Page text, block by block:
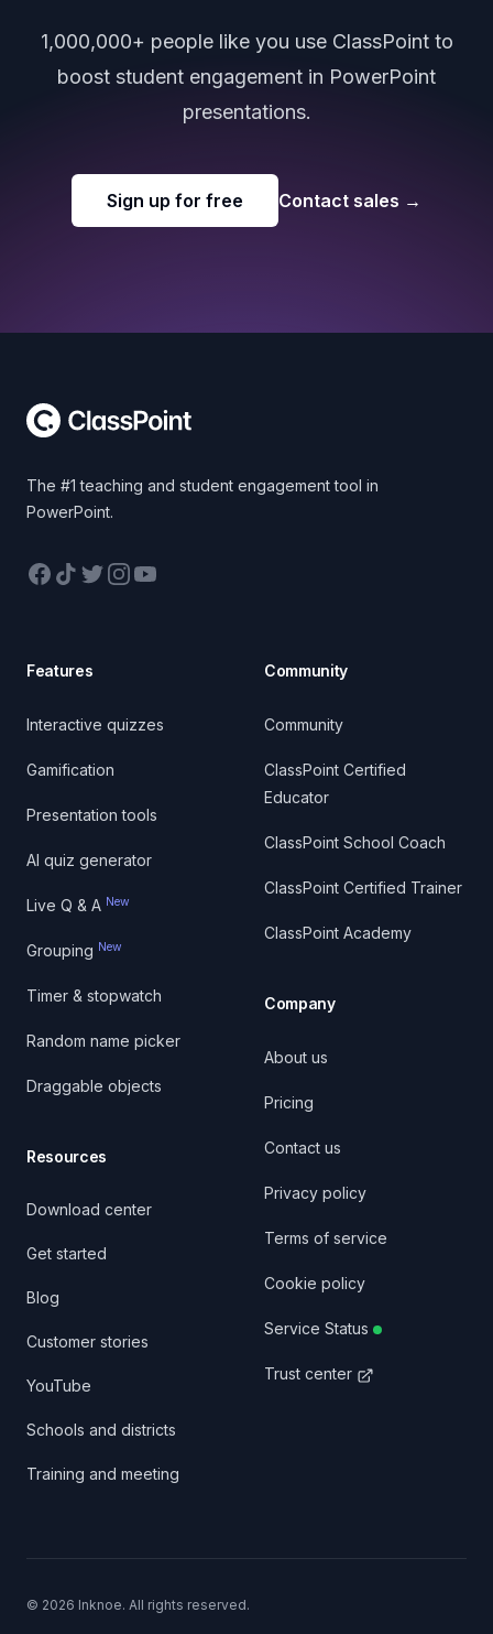
1,000,000+ people like you use ClassPoint to
boost student engagement in PowerPoint
presentations.
Sign up for free Contact sales →
The #1 teaching and student engagement tool in
PowerPoint.
Facebook
TikTokTwitterInstagram
YouTube
Features
Interactive quizzes
Gamification
Presentation tools
AI quiz generator
Live Q & A New
Grouping New
Timer & stopwatch
Random name picker
Draggable objects
Resources
Download center
Get started
Blog
Customer stories
YouTube
Schools and districts
Training and meeting
Community
Community
ClassPoint Certified
Educator
ClassPoint School Coach
ClassPoint Certified Trainer
ClassPoint Academy
Company
About us
Pricing
Contact us
Privacy policy
Terms of service
Cookie policy
Service Status
Trust center
© 2026 Inknoe. All rights reserved.